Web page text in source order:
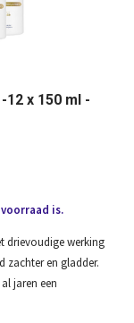
x 150 ml -
is.
drievoudige werking
zachter en gladder.
jaren een